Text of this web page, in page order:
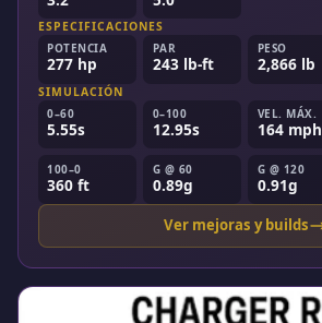
ESPECIFICACIONES
POTENCIA
277 hp
PAR
243 lb-ft
PESO
2,866 lb
SIMULACIÓN
0–60
5.55s
0–100
12.95s
VEL. MÁX.
164 mph
100–0
360 ft
G @ 60
0.89g
G @ 120
0.91g
Ver mejoras y builds